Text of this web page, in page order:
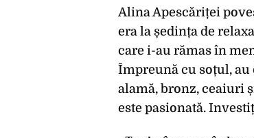
Alina Apescăriței
era la ședința de
care i-au rămas în
Împreună cu soțul, au
alamă, bronz, ceaiuri
este pasionată.